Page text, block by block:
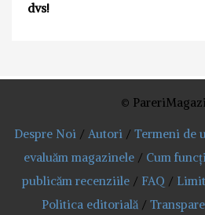
dvs!
©
Despre Noi / Autori / Termeni de
evaluăm magazinele / Cum
publicăm recenziile / FAQ /
Politica editorială /